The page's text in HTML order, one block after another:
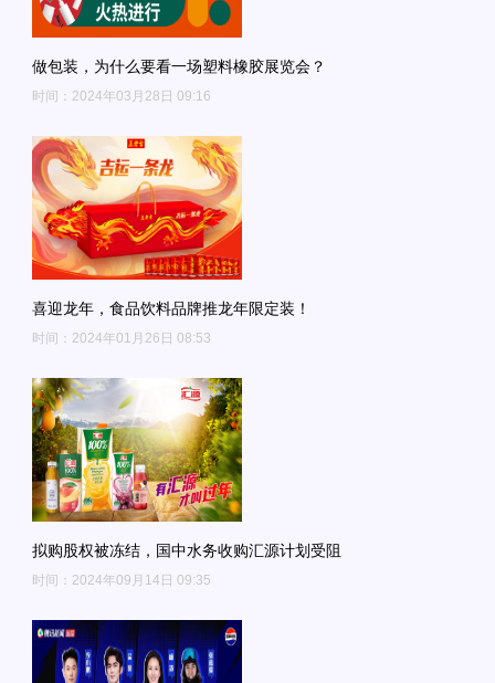
做包装，为什么要看一场塑料橡胶展览会？
时间：2024年03月28日 09:16
喜迎龙年，食品饮料品牌推龙年限定装！
时间：2024年01月26日 08:53
拟购股权被冻结，国中水务收购汇源计划受阻
时间：2024年09月14日 09:35